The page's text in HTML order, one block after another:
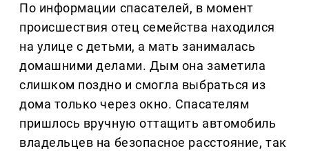
По информации спасателей, в момент
происшествия отец семейства находился
на улице с детьми, а мать занималась
домашними делами. Дым она заметила
слишком поздно и смогла выбраться из
дома только через окно. Спасателям
пришлось вручную оттащить автомобиль
владельцев на безопасное расстояние, так